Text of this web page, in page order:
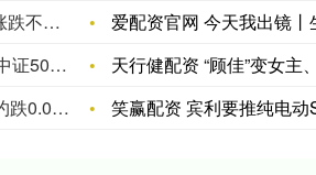
三大指数早盘涨跌不一，截至午盘，上证指数涨0.01%，深证成指跌0.52%，创业板指跌0.67%，北证50跌0.38%，科创50指数跌0.16%。全市场成交额17651亿元，较上日放量626亿元，全市场超3700只个股下跌。板块题材上，电子化学品、贵金属、煤炭开采加工、元件、通信设备板块涨幅居前；教育、汽车整车、电力、证券、港口航运板块跌幅居前。盘面上，贵金属板块高开低走，涨幅收窄，招金黄金涨超5%，山金国际、西部黄金、兴业银锡涨幅居前。电子化学品板块低开高走，江化微涨停，中巨芯盘中触及20cm涨停，宏和科技、华特气体、中船特气涨幅居前。煤炭开采加工板块震荡走高，昊华能源涨停，淮北矿业、晋控煤业、潞安环能涨幅居前。教育板块集体回调，凯文教育、中公教育领跌板块，全通教育、传智教育、昂立教育跌幅居前。汽车整车板块持续走低，北汽蓝谷、众泰汽车、江淮汽车跌幅居前。
中证1000指数期货连续涨0.06%， 沪深300指数期货连续跌0.45%， 中证500指数期货连续跌0.36%， 上证50指数期货连续跌0.38%。
30年期主力合约跌0.13%， 10年期主力合约跌0.04%， 5年期主力合约跌0.01%， 2年期主力合约基本持平。
爱配资官网 今天我出镜丨生命至上
天行健配资 “顾佳”变女主、剧情
笑赢配资 宾利要推纯电动SUV了